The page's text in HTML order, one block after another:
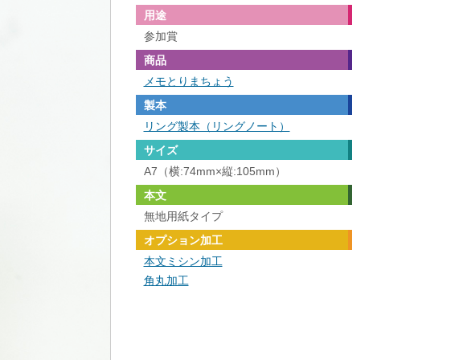
用途
参加賞
商品
メモとりまちょう
製本
リング製本（リングノート）
サイズ
A7（横:74mm×縦:105mm）
本文
無地用紙タイプ
オプション加工
本文ミシン加工
角丸加工